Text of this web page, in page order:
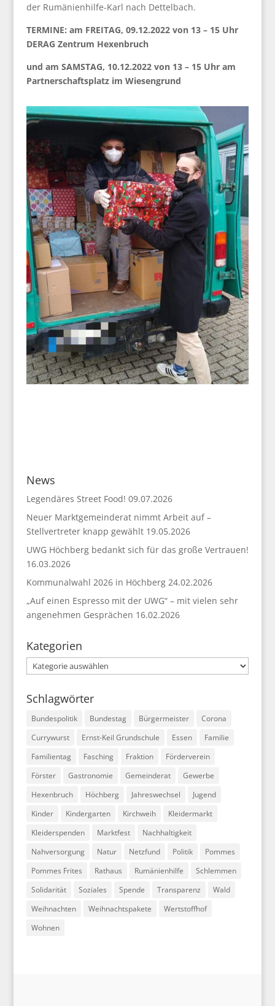
der Rumänienhilfe-Karl nach Dettelbach.
TERMINE: am FREITAG, 09.12.2022 von 13 – 15 Uhr
DERAG Zentrum Hexenbruch
und am SAMSTAG, 10.12.2022 von 13 – 15 Uhr am
Partnerschaftsplatz im Wiesengrund
News
Legendäres Street Food! 09.07.2026
Neuer Marktgemeinderat nimmt Arbeit auf –
Stellvertreter knapp gewählt 19.05.2026
UWG Höchberg bedankt sich für das große Vertrauen!
16.03.2026
Kommunalwahl 2026 in Höchberg 24.02.2026
„Auf einen Espresso mit der UWG“ – mit vielen sehr
angenehmen Gesprächen 16.02.2026
Kategorien
Kategorien
Schlagwörter
Bundespolitik Bundestag Bürgermeister
Corona
Currywurst
Ernst-Keil Grundschule Essen
Familie
Familientag
Fasching Fraktion
Förderverein
Förster
Gastronomie Gemeinderat
Gewerbe
Hexenbruch
Höchberg Jahreswechsel
Jugend
Kinder
Kindergarten Kirchweih
Kleidermarkt
Kleiderspenden
Marktfest
Nachhaltigkeit
Nahversorgung
Natur Netzfund Politik
Pommes
Pommes Frites
Rathaus Rumänienhilfe
Schlemmen
Solidarität
Soziales Spende Transparenz
Wald
Weihnachten
Weihnachtspakete
Wertstoffhof
Wohnen